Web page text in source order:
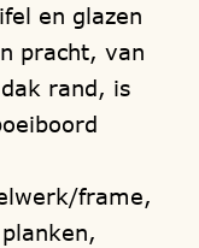
en glazen
pracht, van
rand, is
frame,